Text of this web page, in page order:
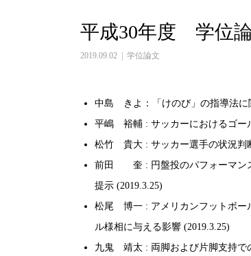
平成30年度 学位
2019.09.02 学位論文
中島 きよ：「けのび」の指導法
平嶋 裕輔 : サッカーにおけるゴー
松竹 貴大 : サッカー選手の状況判
前田 奎 : 円盤投のパフォーマンス
提示 (2019.3.25)
松尾 博一 : アメリカンフットボー
ル様相に与える影響 (2019.3.25)
九鬼 靖太 : 両脚および片脚支持で